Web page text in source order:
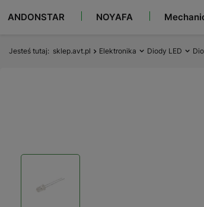
ANDONSTAR NOYAFA
Jesteś tutaj sklep.avt.pl Elektronika Diody LED